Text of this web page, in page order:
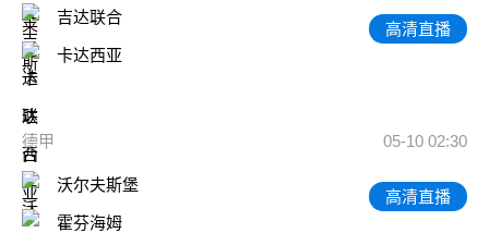
吉达联合
卡达西亚
高清直播
德甲 05-10 02:30
沃尔夫斯堡
霍芬海姆
高清直播